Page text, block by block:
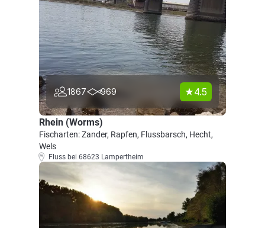
1867 969 4.5
Rhein (Worms)
Fischarten: Zander, Rapfen, Flussbarsch, Hecht,
Wels
Fluss bei 68623 Lampertheim